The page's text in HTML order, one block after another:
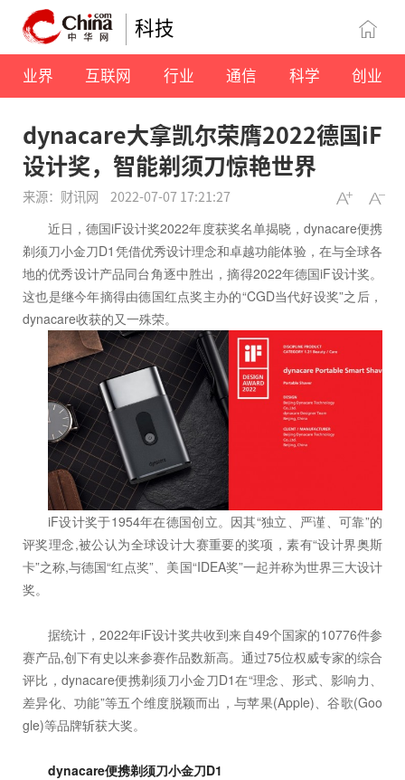
科技
业界 互联网 行业 通信 科学 创业
dynacare大拿凯尔荣膺2022德国iF
设计奖，智能剃须刀惊艳世界
来源：财讯网 2022-07-07 17:21:27
近日，德国iF设计奖2022年度获奖名单揭晓，dynacare便携
剃须刀小金刀D1凭借优秀设计理念和卓越功能体验，在与全球各
地的优秀设计产品同台角逐中胜出，摘得2022年德国iF设计奖。
这也是继今年摘得由德国红点奖主办的“CGD当代好设奖”之后，
dynacare收获的又一殊荣。
iF设计奖于1954年在德国创立。因其“独立、严谨、可靠”的
评奖理念,被公认为全球设计大赛重要的奖项，素有“设计界奥斯
卡”之称,与德国“红点奖”、美国“IDEA奖”一起并称为世界三大设计
奖。
据统计，2022年iF设计奖共收到来自49个国家的10776件参
赛产品,创下有史以来参赛作品数新高。通过75位权威专家的综合
评比，dynacare便携剃须刀小金刀D1在“理念、形式、影响力、
差异化、功能”等五个维度脱颖而出，与苹果(Apple)、谷歌(Goo
gle)等品牌斩获大奖。
dynacare便携剃须刀小金刀D1